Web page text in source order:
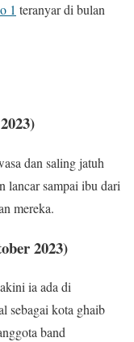
1 teranyar di bulan
dan saling jatuh
lancar sampai ibu dari
mereka.
2023)
ia ada di
sebagai kota ghaib
band